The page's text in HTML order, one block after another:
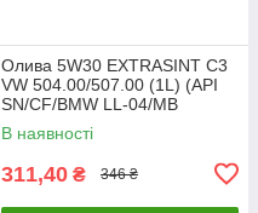
Олива 5W30 EXTRASINT C3
VW 504.00/507.00 (1L) (API
SN/CF/BMW LL-04/MB
229.51/PORSCHE C30)
SOLGY 504025 UA61
В наявності
311,40 ₴ 346 ₴